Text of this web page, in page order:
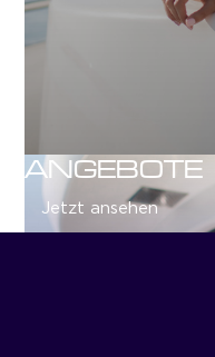
ANGEBOTE
Jetzt ansehen